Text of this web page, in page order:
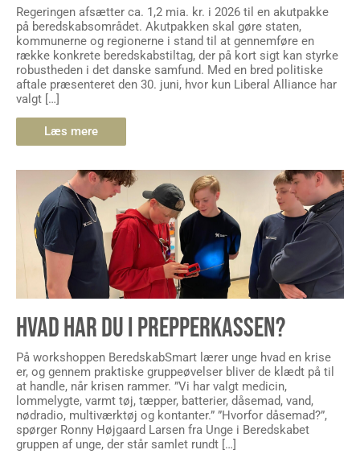
Regeringen afsætter ca. 1,2 mia. kr. i 2026 til en akutpakke
på beredskabsområdet. Akutpakken skal gøre staten,
kommunerne og regionerne i stand til at gennemføre en
række konkrete beredskabstiltag, der på kort sigt kan styrke
robustheden i det danske samfund. Med en bred politiske
aftale præsenteret den 30. juni, hvor kun Liberal Alliance har
valgt […]
Læs mere
HVAD HAR DU I PREPPERKASSEN?
På workshoppen BeredskabSmart lærer unge hvad en krise
er, og gennem praktiske gruppeøvelser bliver de klædt på til
at handle, når krisen rammer. ”Vi har valgt medicin,
lommelygte, varmt tøj, tæpper, batterier, dåsemad, vand,
nødradio, multiværktøj og kontanter.” ”Hvorfor dåsemad?”,
spørger Ronny Højgaard Larsen fra Unge i Beredskabet
gruppen af unge, der står samlet rundt […]